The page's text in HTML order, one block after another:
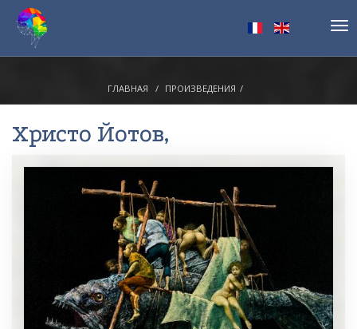
ГЛАВНАЯ ПРОИЗВЕДЕНИЯ
Христо Йотов,